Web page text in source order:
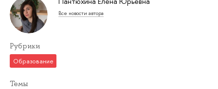
Все новости автора
Рубрики
Образование
Темы